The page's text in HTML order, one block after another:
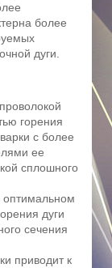
более
дуги.
горения
с более
ее
сплошного
оптимальном
дуги
сечения
приводит к